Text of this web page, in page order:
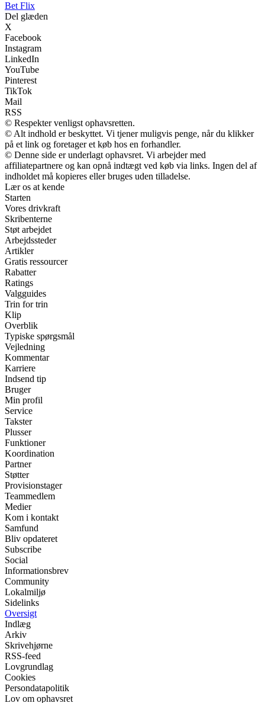
Bet Flix
Del glæden
X
Facebook
Instagram
LinkedIn
YouTube
Pinterest
TikTok
Mail
RSS
© Respekter venligst ophavsretten.
© Alt indhold er beskyttet. Vi tjener muligvis penge, når du klikker
på et link og foretager et køb hos en forhandler.
© Denne side er underlagt ophavsret. Vi arbejder med
affiliatepartnere og kan opnå indtægt ved køb via links. Ingen del af
indholdet må kopieres eller bruges uden tilladelse.
Lær os at kende
Starten
Vores drivkraft
Skribenterne
Støt arbejdet
Arbejdssteder
Artikler
Gratis ressourcer
Rabatter
Ratings
Valgguides
Trin for trin
Klip
Overblik
Typiske spørgsmål
Vejledning
Kommentar
Karriere
Indsend tip
Bruger
Min profil
Service
Takster
Plusser
Funktioner
Koordination
Partner
Støtter
Provisionstager
Teammedlem
Medier
Kom i kontakt
Samfund
Bliv opdateret
Subscribe
Social
Informationsbrev
Community
Lokalmiljø
Sidelinks
Oversigt
Indlæg
Arkiv
Skrivehjørne
RSS-feed
Lovgrundlag
Cookies
Persondatapolitik
Lov om ophavsret